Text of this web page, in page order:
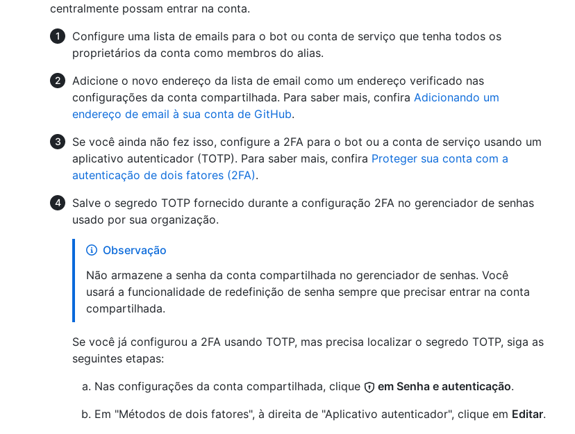
centralmente possam entrar na conta.
Configure uma lista de emails para o bot ou conta de serviço que tenha todos os
proprietários da conta como membros do alias.
Adicione o novo endereço da lista de email como um endereço verificado nas
configurações da conta compartilhada. Para saber mais, confira Adicionando um
endereço de email à sua conta de GitHub.
Se você ainda não fez isso, configure a 2FA para o bot ou a conta de serviço usando um
aplicativo autenticador (TOTP). Para saber mais, confira Proteger sua conta com a
autenticação de dois fatores (2FA).
Salve o segredo TOTP fornecido durante a configuração 2FA no gerenciador de senhas
usado por sua organização.
Observação
Não armazene a senha da conta compartilhada no gerenciador de senhas. Você
usará a funcionalidade de redefinição de senha sempre que precisar entrar na conta
compartilhada.
Se você já configurou a 2FA usando TOTP, mas precisa localizar o segredo TOTP, siga as
seguintes etapas:
Nas configurações da conta compartilhada, clique
em Senha e autenticação.
Em "Métodos de dois fatores", à direita de "Aplicativo autenticador", clique em Editar.